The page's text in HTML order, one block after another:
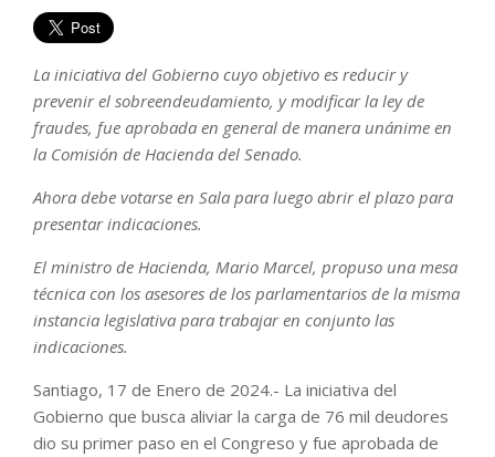
La iniciativa del Gobierno cuyo objetivo es reducir y
prevenir el sobreendeudamiento, y modificar la ley de
fraudes, fue aprobada en general de manera unánime en
la Comisión de Hacienda del Senado.
Ahora debe votarse en Sala para luego abrir el plazo para
presentar indicaciones.
El ministro de Hacienda, Mario Marcel, propuso una mesa
técnica con los asesores de los parlamentarios de la misma
instancia legislativa para trabajar en conjunto las
indicaciones.
Santiago, 17 de Enero de 2024.- La iniciativa del
Gobierno que busca aliviar la carga de 76 mil deudores
dio su primer paso en el Congreso y fue aprobada de